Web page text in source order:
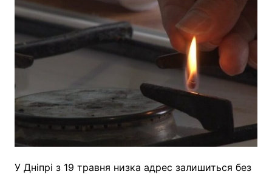
У Дніпрі з 19 травня низка адрес залишиться без